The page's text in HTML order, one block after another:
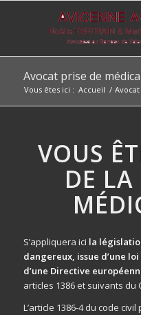
Avocat prise de
Vous êtes ici : Accueil /
VOUS
DE LA
S’appliquera ici la
dangereux, issue d’une loi
d’une Directive
articles 1386 et suivants du
L’article 1386-4 du code